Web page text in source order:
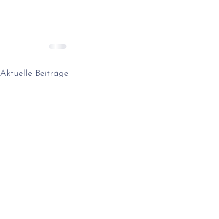
Aktuelle Beiträge